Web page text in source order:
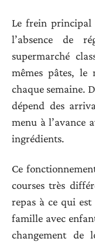
Le frein principal
l’absence de
supermarché
mêmes pâtes, le
chaque semaine.
dépend des
menu à l’avance
ingrédients.
Ce
courses très
repas à ce qui
famille avec
changement de